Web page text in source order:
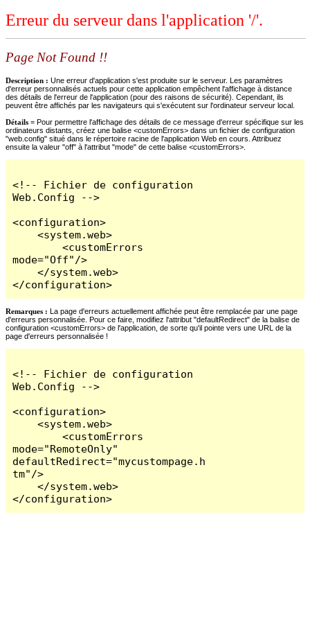
Erreur du serveur dans l'application '/'.
Page Not Found !!
Description : Une erreur d'application s'est produite sur le serveur. Les paramètres
d'erreur personnalisés actuels pour cette application empêchent l'affichage à distance
des détails de l'erreur de l'application (pour des raisons de sécurité). Cependant, ils
peuvent être affichés par les navigateurs qui s'exécutent sur l'ordinateur serveur local.
Détails = Pour permettre l'affichage des détails de ce message d'erreur spécifique sur les
ordinateurs distants, créez une balise <customErrors> dans un fichier de configuration
"web.config" situé dans le répertoire racine de l'application Web en cours. Attribuez
ensuite la valeur "off" à l'attribut "mode" de cette balise <customErrors>.
<!-- Fichier de configuration
Web.Config -->
<configuration>
    <system.web>
        <customErrors
mode="Off"/>
    </system.web>
</configuration>
Remarques : La page d'erreurs actuellement affichée peut être remplacée par une page
d'erreurs personnalisée. Pour ce faire, modifiez l'attribut "defaultRedirect" de la balise de
configuration <customErrors> de l'application, de sorte qu'il pointe vers une URL de la
page d'erreurs personnalisée !
<!-- Fichier de configuration
Web.Config -->
<configuration>
    <system.web>
        <customErrors
mode="RemoteOnly"
defaultRedirect="mycustompage.h
tm"/>
    </system.web>
</configuration>